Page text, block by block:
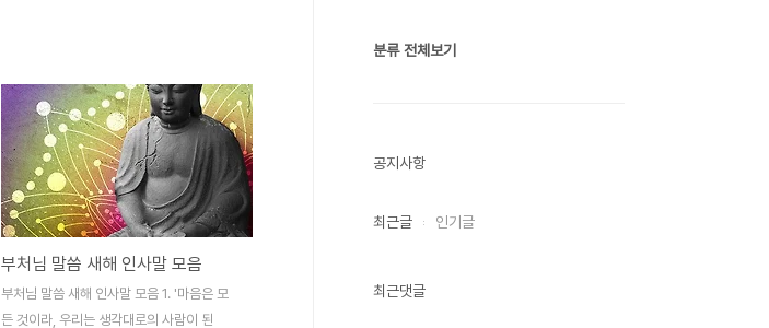
부처님 말씀 새해 인사말 모음
부처님 말씀 새해 인사말 모음 1. '마음은 모
든 것이라, 우리는 생각대로의 사람이 된
분류 전체보기
공지사항
최근글 인기글
최근댓글